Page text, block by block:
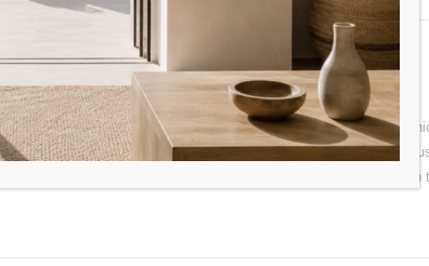
e al contempo far sognare. I dettagli lo rendono un prodotto
in senso opposto al convenzionale, quasi per accogliere il
ci invita ad arrendersi alla sua sofficità. La cucitura con profilo